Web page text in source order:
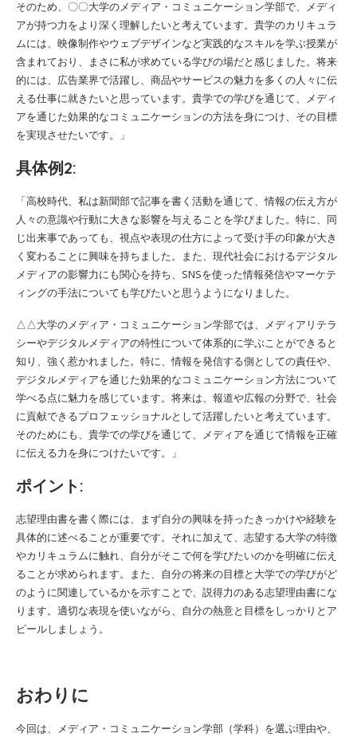
そのため、〇〇大学のメディア・コミュニケーション学部で、メディ
アが持つ力をより深く理解したいと考えています。貴学のカリキュラ
ムには、映像制作やウェブデザインなど実践的なスキルを学ぶ授業が
含まれており、まさに私が求めている学びの場だと感じました。将来
的には、広告業界で活躍し、商品やサービスの魅力を多くの人々に伝
える仕事に就きたいと思っています。貴学での学びを通じて、メディ
アを通じた効果的なコミュニケーションの方法を身につけ、その目標
を実現させたいです。」
具体例2:
「高校時代、私は新聞部で記事を書く活動を通じて、情報の伝え方が
人々の意識や行動に大きな影響を与えることを学びました。特に、同
じ出来事であっても、視点や表現の仕方によって受け手の印象が大き
く変わることに興味を持ちました。また、現代社会におけるデジタル
メディアの影響力にも関心を持ち、SNSを使った情報発信やマーケテ
ィングの手法についても学びたいと思うようになりました。
△△大学のメディア・コミュニケーション学部では、メディアリテラ
シーやデジタルメディアの特性について体系的に学ぶことができると
知り、強く惹かれました。特に、情報を発信する側としての責任や、
デジタルメディアを通じた効果的なコミュニケーション方法について
学べる点に魅力を感じています。将来は、報道や広報の分野で、社会
に貢献できるプロフェッショナルとして活躍したいと考えています。
そのためにも、貴学での学びを通じて、メディアを通じて情報を正確
に伝える力を身につけたいです。」
ポイント:
志望理由書を書く際には、まず自分の興味を持ったきっかけや経験を
具体的に述べることが重要です。それに加えて、志望する大学の特徴
やカリキュラムに触れ、自分がそこで何を学びたいのかを明確に伝え
ることが求められます。また、自分の将来の目標と大学での学びがど
のように関連しているかを示すことで、説得力のある志望理由書にな
ります。適切な表現を使いながら、自分の熱意と目標をしっかりとア
ピールしましょう。
おわりに
今回は、メディア・コミュニケーション学部（学科）を選ぶ理由や、